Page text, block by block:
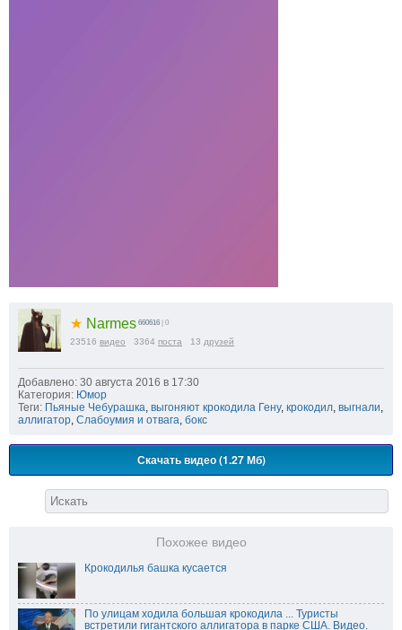
★ Narmes 660616 | 0
23516 видео 3364 поста 13 друзей
Добавлено: 30 августа 2016 в 17:30
Категория: Юмор
Теги: Пьяные Чебурашка выгоняют крокодила Гену, крокодил выгнали
аллигатор Слабоумия и отвага бокс
Скачать видео (1.27 Мб)
Похожее видео
Крокодилья башка кусается
По улицам ходила большая крокодила ... Туристы
встретили гигантского аллигатора в парке США. Видео.